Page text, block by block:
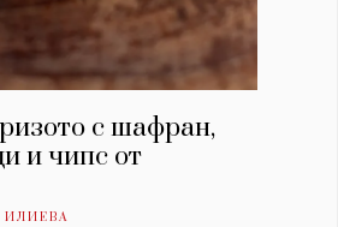
с шафран,
и чипс от
ИЛИЕВА